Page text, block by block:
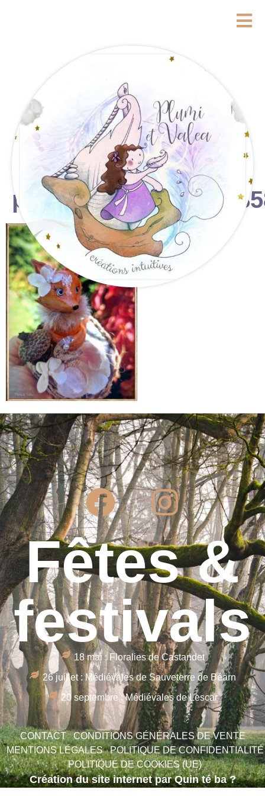
Fêtes &
festivals
18 mai : Floralies de Castandet
26 juillet : Médiévales de Sauveterre de Béarn
20 septembre : Médiévales de Lescar
CONTACT
CONDITIONS GÉNÉRALES DE VENTE
MENTIONS LÉGALES
POLITIQUE DE CONFIDENTIALITÉ
POLITIQUE DE COOKIES (UE)
Création du site internet par Quin té ba ?